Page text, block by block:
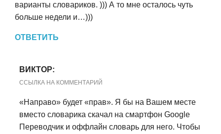
варианты словариков. ))) А то мне осталось чуть
больше недели и…)))
ОТВЕТИТЬ
ВИКТОР:
ССЫЛКА НА КОММЕНТАРИЙ
«Направо» будет «прав». Я бы на Вашем месте
вместо словарика скачал на смартфон Google
Переводчик и оффлайн словарь для него. Чтобы